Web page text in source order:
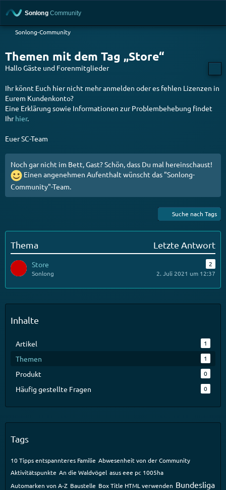
Sonlong-Community
Themen mit dem Tag „Store“
Hallo Gäste und Forenmitglieder
Ihr könnt Euch hier nicht mehr anmelden oder es fehlen Lizenzen in
Eurem Kundenkonto?
Eine Erklärung sowie Informationen zur Problembehebung findet
Ihrhier.
Euer SC-Team
Noch gar nicht im Bett, Gast? Schön, dass Du mal hereinschaust!
Einen angenehmen Aufenthalt wünscht das "Sonlong-
Community"-Team.
Suche nach Tags
Thema Letzte Antwort
Store
2
Sonlong
2. Juli 2021 um 12:37
Inhalte
Artikel 1
Themen 1
Produkt 0
Häufig gestellte Fragen 0
Tags
10 Tipps entspannteres Familie Abwesenheit von der Community
Aktivitätspunkte An die Waldvögel asus eee pc 1005ha
Automarken von A-Z Baustelle Box Title HTML verwenden Bundesliga